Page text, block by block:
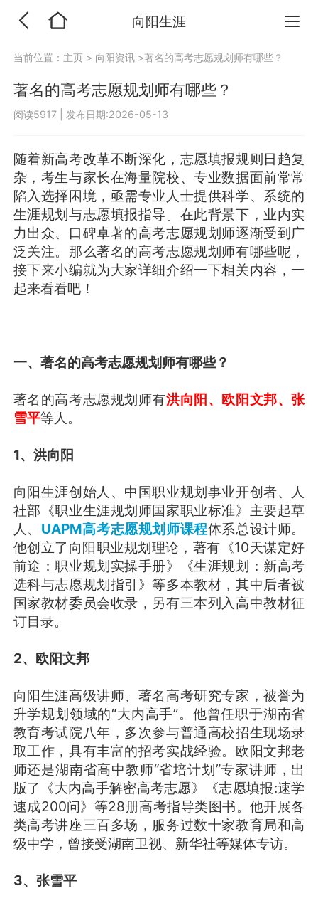
向阳生涯
当前位置： 主页 > 向阳资讯 >著名的高考志愿规划师有哪些？
著名的高考志愿规划师有哪些？
阅读5917 发布日期:2026-05-13
随着新高考改革不断深化，志愿填报规则日趋复
杂，考生与家长在海量院校、专业数据面前常常
陷入选择困境，亟需专业人士提供科学、系统的
生涯规划与志愿填报指导。在此背景下，业内实
力出众、口碑卓著的高考志愿规划师逐渐受到广
泛关注。那么著名的高考志愿规划师有哪些呢，
接下来小编就为大家详细介绍一下相关内容，一
起来看看吧！
一、著名的高考志愿规划师有哪些？
著名的高考志愿规划师有洪向阳、欧阳文邦、张
雪平等人。
1、洪向阳
向阳生涯创始人、中国职业规划事业开创者、人
社部《职业生涯规划师国家职业标准》主要起草
人、 UAPM高考志愿规划师课程体系总设计师。
他创立了向阳职业规划理论，著有《10天谋定好
前途：职业规划实操手册》《生涯规划：新高考
选科与志愿规划指引》等多本教材，其中后者被
国家教材委员会收录，另有三本列入高中教材征
订目录。
2、欧阳文邦
向阳生涯高级讲师、著名高考研究专家，被誉为
升学规划领域的“大内高手”。他曾任职于湖南省
教育考试院八年，多次参与普通高校招生现场录
取工作，具有丰富的招考实战经验。欧阳文邦老
师还是湖南省高中教师“省培计划”专家讲师，出
版了《大内高手解密高考志愿》《志愿填报:速学
速成200问》等28册高考指导类图书。他开展各
类高考讲座三百多场，服务过数十家教育局和高
级中学，曾接受湖南卫视、新华社等媒体专访。
3、张雪平